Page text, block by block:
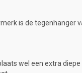
is de tegenhanger
wel een extra